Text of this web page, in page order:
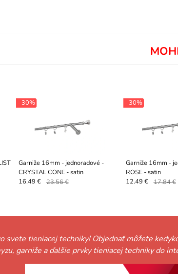
Garniže 16mm - jednoradové -
CRYSTAL CONE - satin
- 30%
16.49 € 23.56 €
Garniže 16mm -
ROSE - satin
- 30%
12.49 € 17.84 €
svete tieniacej techniky! Objednať môžete
garniže a ďalšie prvky tieniacej techniky do